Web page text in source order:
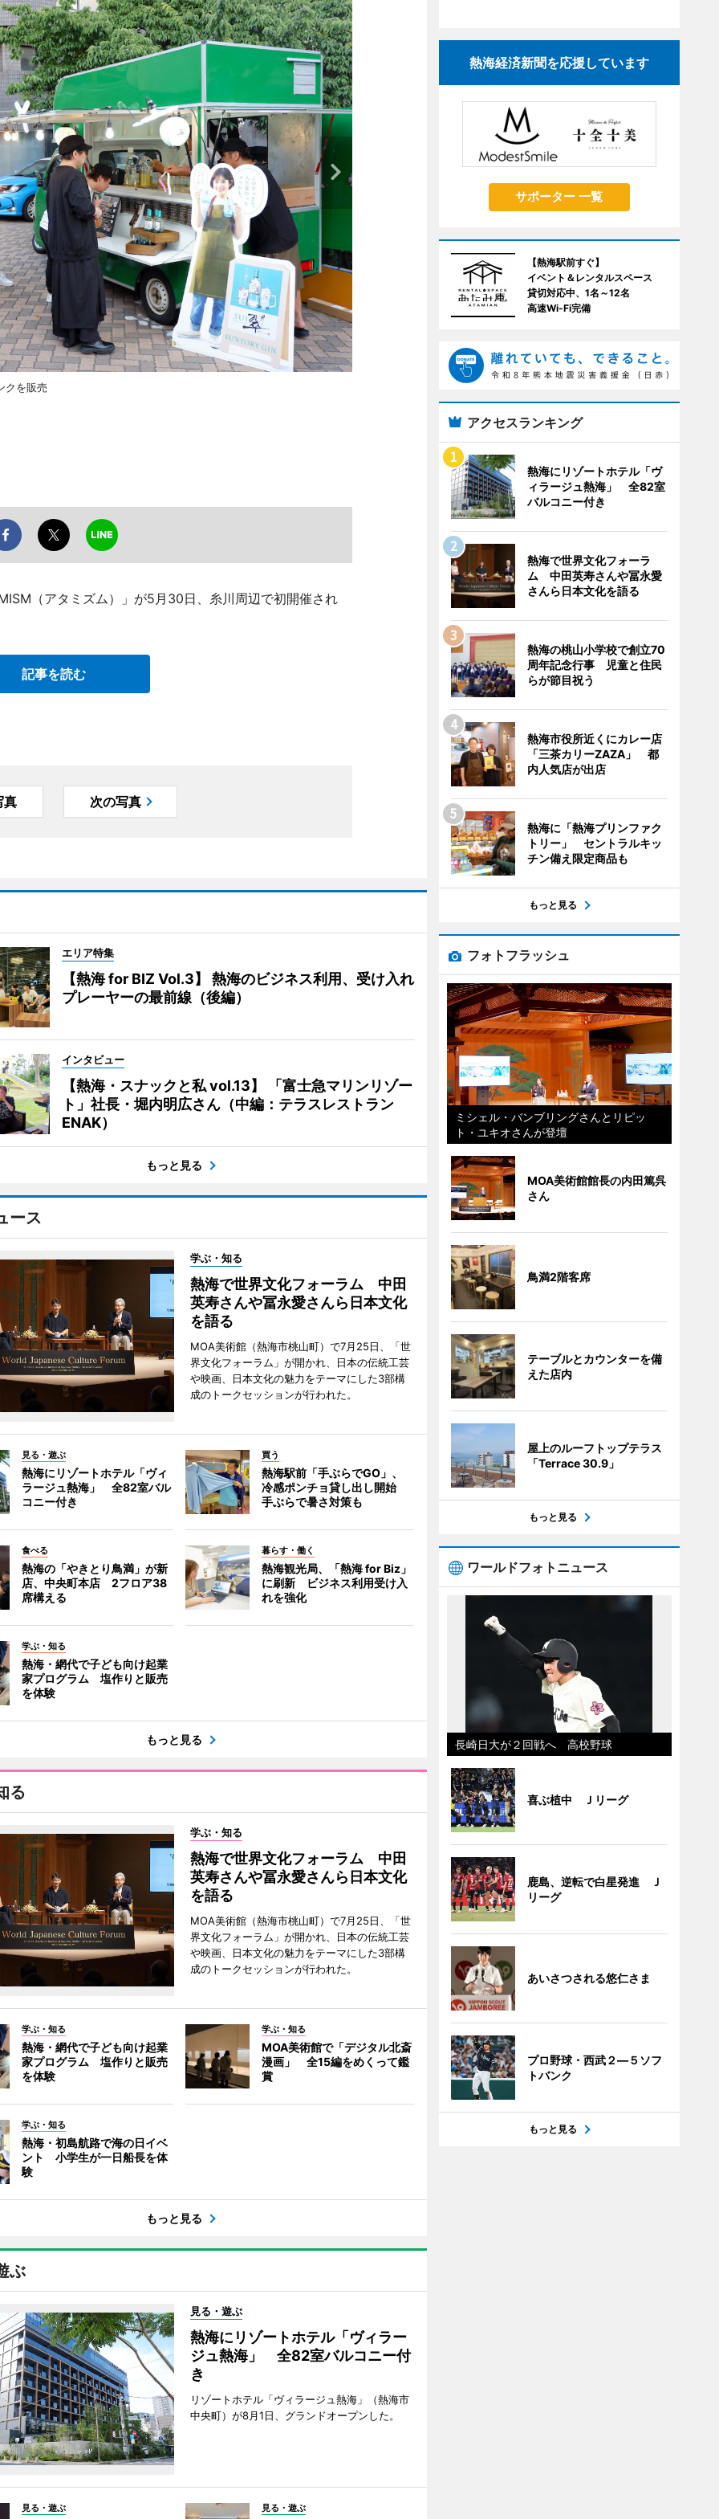
クを販売
（アタミズム）」が5月30日、糸川周辺で初開催され
記事を読む
真 次の写真
エリア特集
【熱海 for BIZ Vol.3】 熱海のビジネス利用、受け入れ
プレーヤーの最前線（後編）
インタビュー
【熱海・スナックと私 vol.13】 「富士急マリンリゾー
ト」社長・堀内明広さん（中編：テラスレストラン
ENAK）
もっと見る
ース
学ぶ・知る
熱海で世界文化フォーラム 中田
英寿さんや冨永愛さんら日本文化
を語る
MOA美術館（熱海市桃山町）で7月25日、「世
界文化フォーラム」が開かれ、日本の伝統工芸
や映画、日本文化の魅力をテーマにした3部構
成のトークセッションが行われた。
見る・遊ぶ
熱海にリゾートホテル「ヴィ
ラージュ熱海」 全82室バル
コニー付き
買う
熱海駅前「手ぶらでGO」、
冷感ポンチョ貸し出し開始
手ぶらで暑さ対策も
食べる
熱海の「やきとり鳥満」が新
店、中央町本店 2フロア38
席構える
暮らす・働く
熱海観光局、「熱海 for Biz」
に刷新 ビジネス利用受け入
れを強化
学ぶ・知る
熱海・網代で子ども向け起業
家プログラム 塩作りと販売
を体験
もっと見る
る
学ぶ・知る
熱海で世界文化フォーラム 中田
英寿さんや冨永愛さんら日本文化
を語る
MOA美術館（熱海市桃山町）で7月25日、「世
界文化フォーラム」が開かれ、日本の伝統工芸
や映画、日本文化の魅力をテーマにした3部構
成のトークセッションが行われた。
学ぶ・知る
熱海・網代で子ども向け起業
家プログラム 塩作りと販売
を体験
学ぶ・知る
MOA美術館で「デジタル北斎
漫画」 全15編をめくって鑑
賞
学ぶ・知る
熱海・初島航路で海の日イベ
ント 小学生が一日船長を体
験
もっと見る
ぶ
見る・遊ぶ
熱海にリゾートホテル「ヴィラー
ジュ熱海」 全82室バルコニー付
き
リゾートホテル「ヴィラージュ熱海」（熱海市
中央町）が8月1日、グランドオープンした。
見る・遊ぶ 見る・遊ぶ
熱海経済新聞を応援しています
サポーター 一覧
【熱海駅前すぐ】
イベント＆レンタルスペース
貸切対応中、1名～12名
高速Wi-Fi完備
アクセスランキング
熱海にリゾートホテル「ヴ
ィラージュ熱海」 全82室
バルコニー付き
熱海で世界文化フォーラ
ム 中田英寿さんや冨永愛
さんら日本文化を語る
熱海の桃山小学校で創立70
周年記念行事 児童と住民
らが節目祝う
熱海市役所近くにカレー店
「三茶カリーZAZA」 都
内人気店が出店
熱海に「熱海プリンファク
トリー」 セントラルキッ
チン備え限定商品も
もっと見る
フォトフラッシュ
ミシェル・バンブリングさんとリピッ
ト・ユキオさんが登壇
MOA美術館館長の内田篤呉
さん
鳥満2階客席
テーブルとカウンターを備
えた店内
屋上のルーフトップテラス
「Terrace 30.9」
もっと見る
ワールドフォトニュース
長崎日大が２回戦へ 高校野球
喜ぶ植中 Ｊリーグ
鹿島、逆転で白星発進 Ｊ
リーグ
あいさつされる悠仁さま
プロ野球・西武２―５ソフ
トバンク
もっと見る